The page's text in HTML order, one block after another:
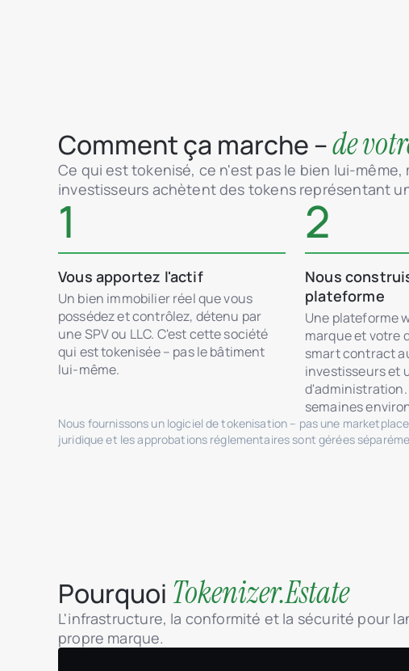
Comment ça marche –de
Ce qui est tokenisé, ce n'est pas le bien lui-même,
investisseurs achètent des tokens représentant
1
Vous apportez l'actif
Un bien immobilier réel que vous
possédez et contrôlez, détenu par
une SPV ou LLC. C'est cette société
qui est tokenisée – pas le bâtiment
lui-même.
2
Nous
plateforme
Une plateforme
marque et votre
smart contract
investisseurs et
d'administration.
semaines
Nous fournissons un logiciel de tokenisation – pas une
juridique et les approbations réglementaires sont gérées
Pourquoi Tokenizer.Estate
L'infrastructure, la conformité et la sécurité pour
propre marque.